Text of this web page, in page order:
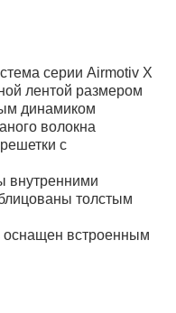
серии Airmotiv X
лентой размером
динамиком
волокна
с
внутренними
толстым
оснащен встроенным